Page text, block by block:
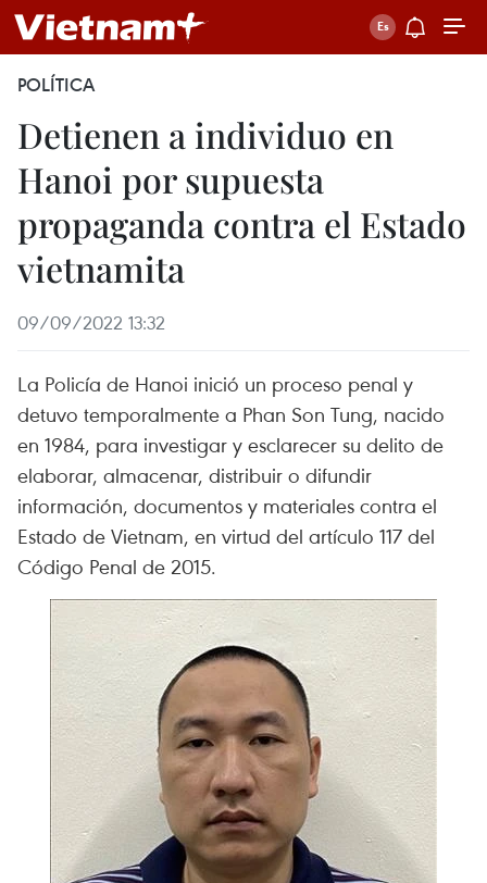
POLÍTICA
Detienen a individuo en
Hanoi por supuesta
propaganda contra el Estado
vietnamita
09/09/2022 13:32
La Policía de Hanoi inició un proceso penal y
detuvo temporalmente a Phan Son Tung, nacido
en 1984, para investigar y esclarecer su delito de
elaborar, almacenar, distribuir o difundir
información, documentos y materiales contra el
Estado de Vietnam, en virtud del artículo 117 del
Código Penal de 2015.